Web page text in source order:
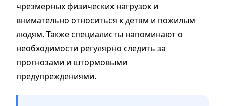
чрезмерных физических нагрузок и
внимательно относиться к детям и пожилым
людям. Также специалисты напоминают о
необходимости регулярно следить за
прогнозами и штормовыми
предупреждениями.